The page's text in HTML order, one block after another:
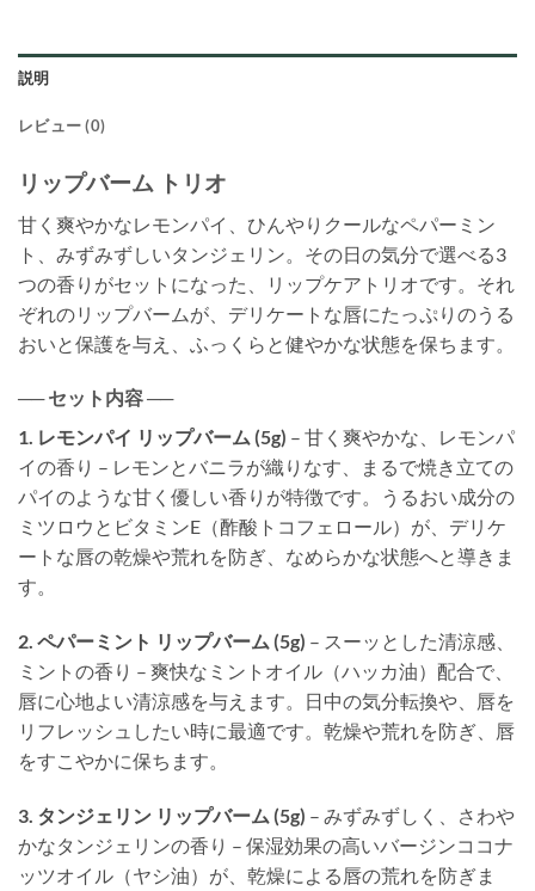
説明
レビュー (0)
リップバーム トリオ
甘く爽やかなレモンパイ、ひんやりクールなペパーミン
ト、みずみずしいタンジェリン。その日の気分で選べる3
つの香りがセットになった、リップケアトリオです。それ
ぞれのリップバームが、デリケートな唇にたっぷりのうる
おいと保護を与え、ふっくらと健やかな状態を保ちます。
── セット内容 ──
1. レモンパイ リップバーム (5g) – 甘く爽やかな、レモンパ
イの香り – レモンとバニラが織りなす、まるで焼き立ての
パイのような甘く優しい香りが特徴です。うるおい成分の
ミツロウとビタミンE（酢酸トコフェロール）が、デリケ
ートな唇の乾燥や荒れを防ぎ、なめらかな状態へと導きま
す。
2. ペパーミント リップバーム (5g) – スーッとした清涼感、
ミントの香り – 爽快なミントオイル（ハッカ油）配合で、
唇に心地よい清涼感を与えます。日中の気分転換や、唇を
リフレッシュしたい時に最適です。乾燥や荒れを防ぎ、唇
をすこやかに保ちます。
3. タンジェリン リップバーム (5g) – みずみずしく、さわや
かなタンジェリンの香り – 保湿効果の高いバージンココナ
ッツオイル（ヤシ油）が、乾燥による唇の荒れを防ぎま